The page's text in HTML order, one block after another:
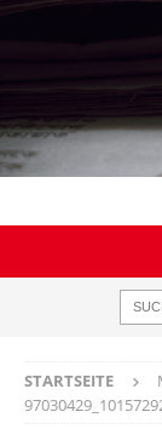
STARTSEITE